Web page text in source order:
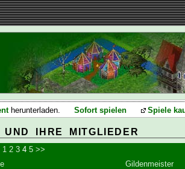
herunterladen. Sofort spielen Spiele
UND IHRE MITGLIEDER
1 2 3 45 >>
Gildenmeister